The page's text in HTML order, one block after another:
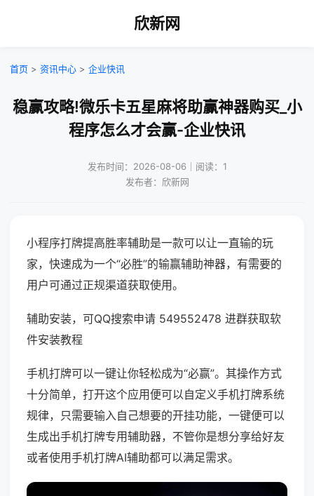
欣新网
首页 > 资讯中心 > 企业快讯
稳赢攻略!微乐卡五星麻将助赢神器购买_小
程序怎么才会赢-企业快讯
发布时间：2026-08-06｜阅读：1
发布者：欣新网
小程序打牌提高胜率辅助是一款可以让一直输的玩
家，快速成为一个“必胜”的输赢辅助神器，有需要的
用户可通过正规渠道获取使用。
辅助安装，可QQ搜索申请 549552478 进群获取软
件安装教程
手机打牌可以一键让你轻松成为“必赢”。其操作方式
十分简单，打开这个应用便可以自定义手机打牌系统
规律，只需要输入自己想要的开挂功能，一键便可以
生成出手机打牌专用辅助器，不管你是想分享给好友
或者使用手机打牌AI辅助都可以满足需求。